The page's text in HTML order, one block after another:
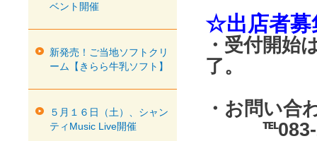
☆出店者募
・受付開始
了。
・お問い
℡083-
ベント開催
新発売！ご当地ソフトクリ
ーム【きらら牛乳ソフト】
５月１６日（土）、シャン
ティMusic Live開催